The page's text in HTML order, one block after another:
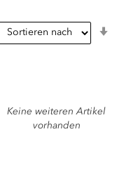
Keine weiteren Artikel
vorhanden